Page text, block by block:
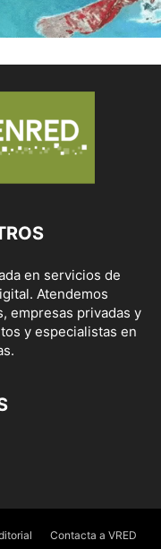
en servicios de
Atendemos
empresas privadas y
y especialistas en
Contacta a VRED